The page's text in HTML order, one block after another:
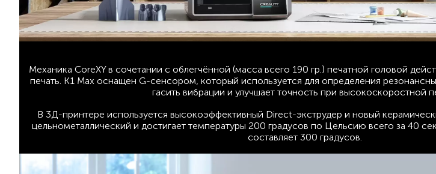
Механика CoreXY в сочетании с облегчённой (масса всего 190 гр.) печатной головой
печать. K1 Max оснащен G-сенсором, который используется для определения
гасить вибрации и улучшает точность при высокоскоростной
В 3Д-принтере используется высокоэффективный Direct-экструдер и новый
цельнометаллический и достигает температуры 200 градусов по Цельсию всего за 40
составляет 300 градусов.